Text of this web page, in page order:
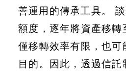
善運用的傳承工具。
額度，逐年將資產移
僅移轉效率有限，也
目的。因此，透過信